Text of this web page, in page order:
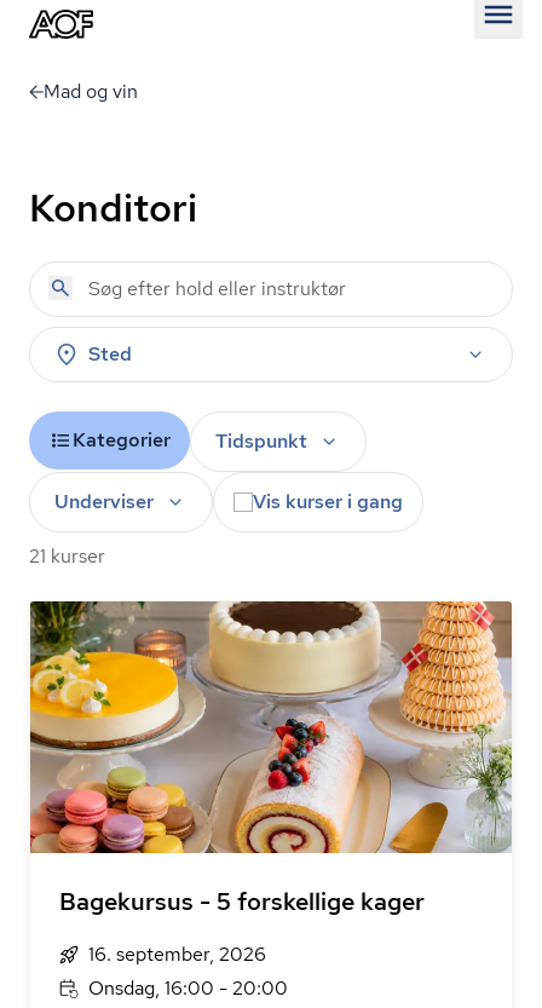
Mad og vin
Konditori
Sted
Kategorier Tidspunkt
Underviser Vis kurser i gang
21 kurser
Bagekursus - 5 forskellige kager
16. september, 2026
Onsdag, 16:00 - 20:00